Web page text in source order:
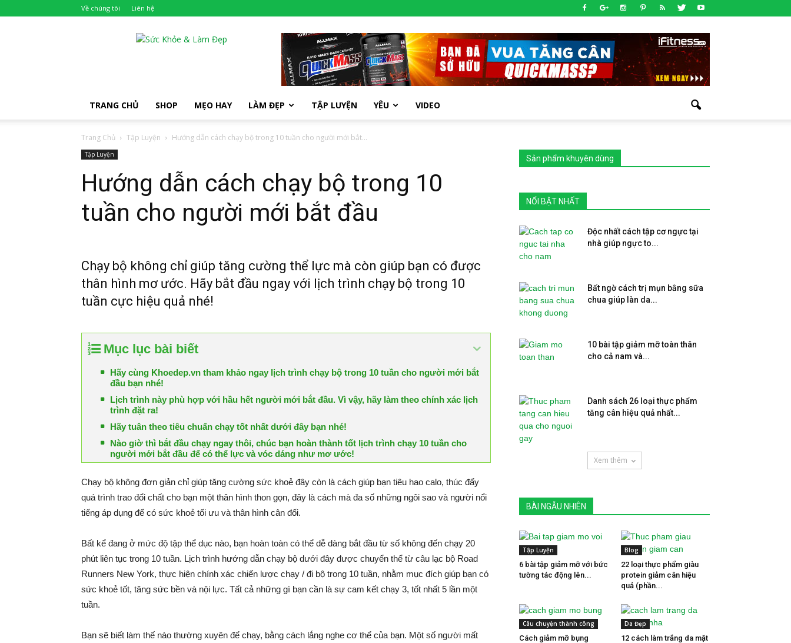
Về chúng tôi Liên hệ
TRANG CHỦ SHOP MẸO HAY LÀM ĐẸP TẬP LUYỆN YÊU VIDEO
Trang Chủ Tập Luyện Hướng dẫn cách chạy bộ trong 10 tuần cho người mới bắt...
Tập Luyện
Hướng dẫn cách chạy bộ trong 10
tuần cho người mới bắt đầu
Chạy bộ không chỉ giúp tăng cường thể lực mà còn giúp bạn có được
thân hình mơ ước. Hãy bắt đầu ngay với lịch trình chạy bộ trong 10
tuần cực hiệu quả nhé!
Mục lục bài biết
Hãy cùng Khoedep.vn tham khảo ngay lịch trình chạy bộ trong 10 tuần cho người mới bắt
đầu bạn nhé!
Lịch trình này phù hợp với hầu hết người mới bắt đầu. Vì vậy, hãy làm theo chính xác lịch
trình đặt ra!
Hãy tuân theo tiêu chuẩn chạy tốt nhất dưới đây bạn nhé!
Nào giờ thì bắt đầu chạy ngay thôi, chúc bạn hoàn thành tốt lịch trình chạy 10 tuần cho
người mới bắt đầu để có thể lực và vóc dáng như mơ ước!
Chạy bộ không đơn giản chỉ giúp tăng cường sức khoẻ đây còn là cách giúp bạn tiêu hao calo, thúc đẩy
quá trình trao đổi chất cho bạn một thân hình thon gọn, đây là cách mà đa số những ngôi sao và người nổi
tiếng áp dụng để có sức khoẻ tối ưu và thân hình cân đối.
Bất kể đang ở mức độ tập thể dục nào, bạn hoàn toàn có thể dễ dàng bắt đầu từ số không đến chạy 20
phút liên tục trong 10 tuần. Lịch trình hướng dẫn chạy bộ dưới đây được chuyển thể từ câu lạc bộ Road
Runners New York, thực hiện chính xác chiến lược chạy / đi bộ trong 10 tuần, nhằm mục đích giúp bạn có
sức khoẻ tốt, tăng sức bền và nội lực. Tất cả những gì bạn cần là sự cam kết chạy 3, tốt nhất 5 lần một
tuần.
Bạn sẽ biết làm thế nào thường xuyên để chạy, bằng cách lắng nghe cơ thể của bạn. Một số người mất
Sản phẩm khuyên dùng
NỔI BẬT NHẤT
Độc nhất cách tập cơ ngực tại
nhà giúp ngực to...
Bất ngờ cách trị mụn bằng sữa
chua giúp làn da...
10 bài tập giảm mỡ toàn thân
cho cả nam và...
Danh sách 26 loại thực phẩm
tăng cân hiệu quả nhất...
Xem thêm
BÀI NGẪU NHIÊN
Tập Luyện
6 bài tập giảm mỡ với bức
tường tác động lên...
Blog
22 loại thực phẩm giàu
protein giảm cân hiệu
quả (phần...
Câu chuyện thành công
Cách giảm mỡ bụng
Da Đẹp
12 cách làm trắng da mặt